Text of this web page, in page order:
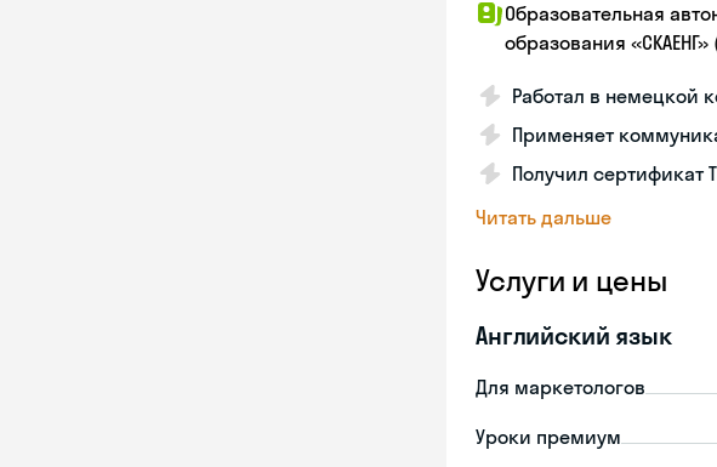
Образовательная
образования «СКАЕНГ»
Работал в немецкой
Применяет
Получил сертификат
Читать дальше
Услуги и цены
Английский язык
Для маркетологов
Уроки премиум